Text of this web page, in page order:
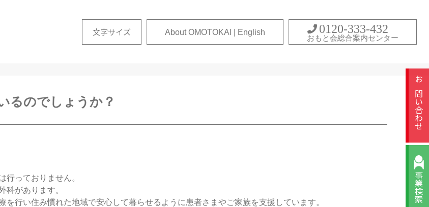
文字サイズ About OMOTOKAI | English 0120-333-432
おもと会総合案内センター
お問い合わせ
事業検索
るのでしょうか？
行っておりません。
科があります。
行い住み慣れた地域で安心して暮らせるように患者さまやご家族を支援しています。